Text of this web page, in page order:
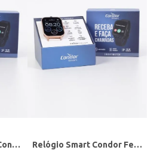
Relógio Smartwatch Condor PRETO Relógio Smart Condor Feminino ROSE